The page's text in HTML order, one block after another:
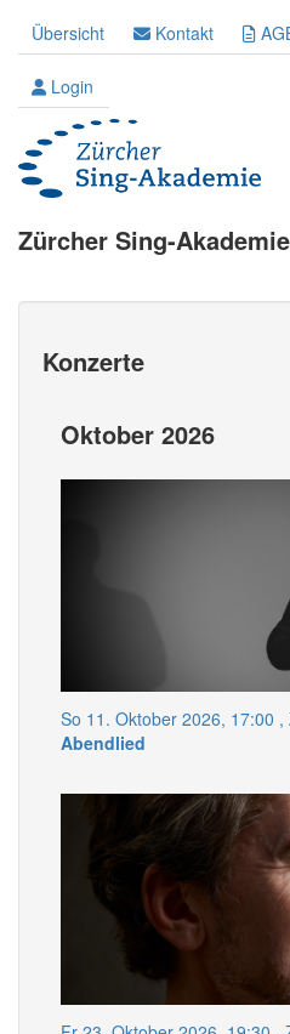
Übersicht Kontakt
Login
Zürcher Sing-Akademie
Konzerte
Oktober 2026
So 11. Oktober 2026, 17:00 ,
Abendlied